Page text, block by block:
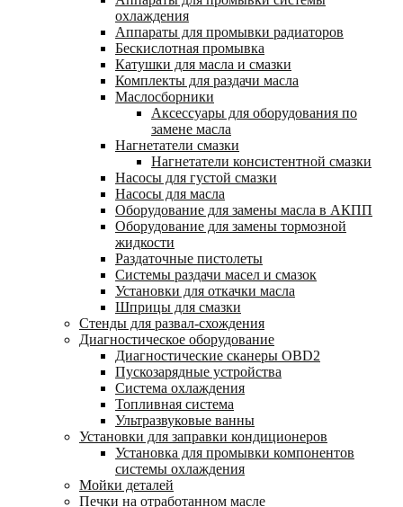
охлаждения
Аппараты для промывки радиаторов
Бескислотная промывка
Катушки для масла и смазки
Комплекты для раздачи масла
Маслосборники
Аксессуары для оборудования по
замене масла
Нагнетатели смазки
Нагнетатели консистентной смазки
Насосы для густой смазки
Насосы для масла
Оборудование для замены масла в АКПП
Оборудование для замены тормозной
жидкости
Раздаточные пистолеты
Системы раздачи масел и смазок
Установки для откачки масла
Шприцы для смазки
Стенды для развал-схождения
Диагностическое оборудование
Диагностические сканеры OBD2
Пускозарядные устройства
Система охлаждения
Топливная система
Ультразвуковые ванны
Установки для заправки кондиционеров
Установка для промывки компонентов
системы охлаждения
Мойки деталей
Печки на отработанном масле